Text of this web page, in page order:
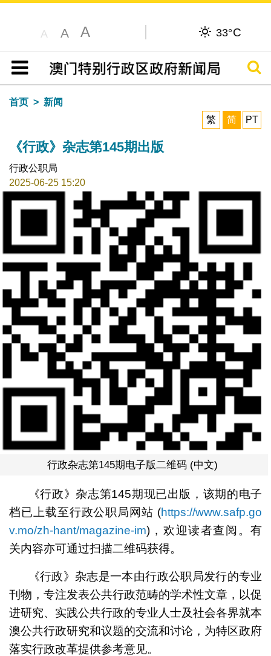
A A A 33°C
目录
搜寻
首页
新闻
繁
简 PT
《行政》杂志第145期出版
行政公职局
2025-06-25 15:20
行政杂志第145期电子版二维码 (中文)
《行政》杂志第145期现已出版，该期的电子
档已上载至行政公职局网站 (https://www.safp.go
v.mo/zh-hant/magazine-im)，欢迎读者查阅。有
关内容亦可通过扫描二维码获得。
《行政》杂志是一本由行政公职局发行的专业
刊物，专注发表公共行政范畴的学术性文章，以促
进研究、实践公共行政的专业人士及社会各界就本
澳公共行政研究和议题的交流和讨论，为特区政府
落实行政改革提供参考意见。